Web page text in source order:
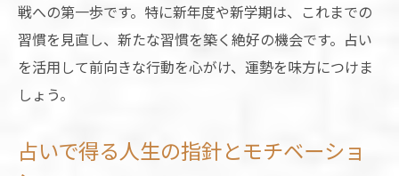
戦への第一歩です。特に新年度や新学期は、これまでの
習慣を見直し、新たな習慣を築く絶好の機会です。占い
を活用して前向きな行動を心がけ、運勢を味方につけま
しょう。
占いで得る人生の指針とモチベーショ